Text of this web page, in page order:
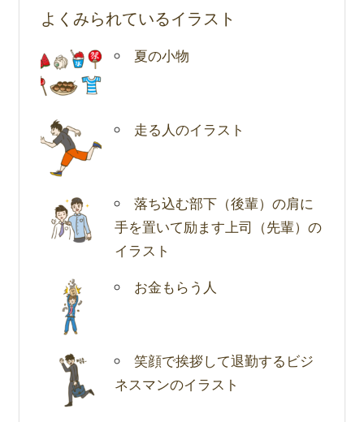
よくみられているイラスト
夏の小物
走る人のイラスト
落ち込む部下（後輩）の肩に
手を置いて励ます上司（先輩）の
イラスト
お金もらう人
笑顔で挨拶して退勤するビジ
ネスマンのイラスト